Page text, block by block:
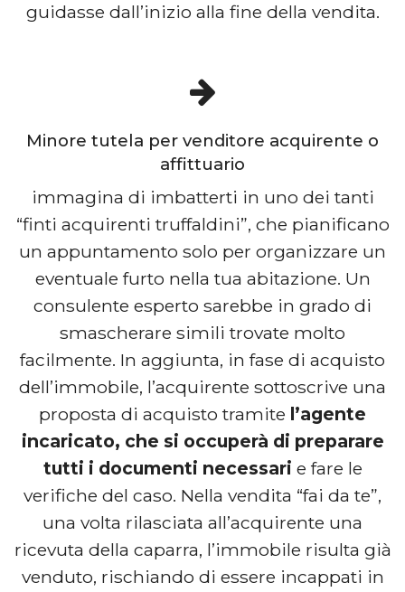
guidasse dall’inizio alla fine della vendita.
Minore tutela per venditore acquirente o
affittuario
immagina di imbatterti in uno dei tanti
“finti acquirenti truffaldini”, che pianificano
un appuntamento solo per organizzare un
eventuale furto nella tua abitazione. Un
consulente esperto sarebbe in grado di
smascherare simili trovate molto
facilmente. In aggiunta, in fase di acquisto
dell’immobile, l’acquirente sottoscrive una
proposta di acquisto tramite l’agente
incaricato, che si occuperà di preparare
tutti i documenti necessari e fare le
verifiche del caso. Nella vendita “fai da te”,
una volta rilasciata all’acquirente una
ricevuta della caparra, l’immobile risulta già
venduto, rischiando di essere incappati in